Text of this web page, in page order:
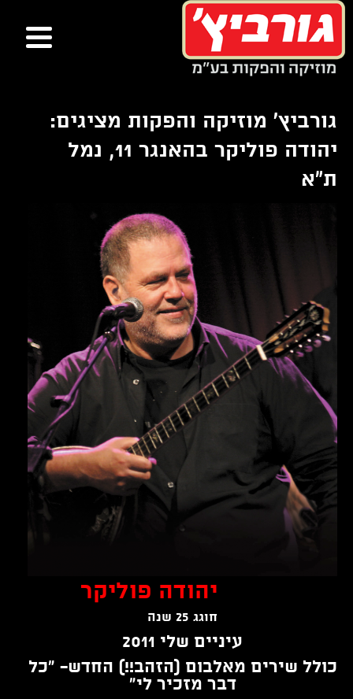
עבור
לתוכן
צור
קשר
גורביץ' מוזיקה והפקות מציגים:
יהודה פוליקר בהאנגר 11, נמל
ת"א
יהודה פוליקר
חוגג 25 שנה
עיניים שלי 2011
כולל שירים מאלבום (הזהב!!) החדש- "כל
דבר מזכיר לי"